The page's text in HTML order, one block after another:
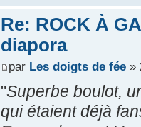
Re: ROCK À
diapora
par Les doigts de fée»
"Superbe boulot,
qui étaient déjà